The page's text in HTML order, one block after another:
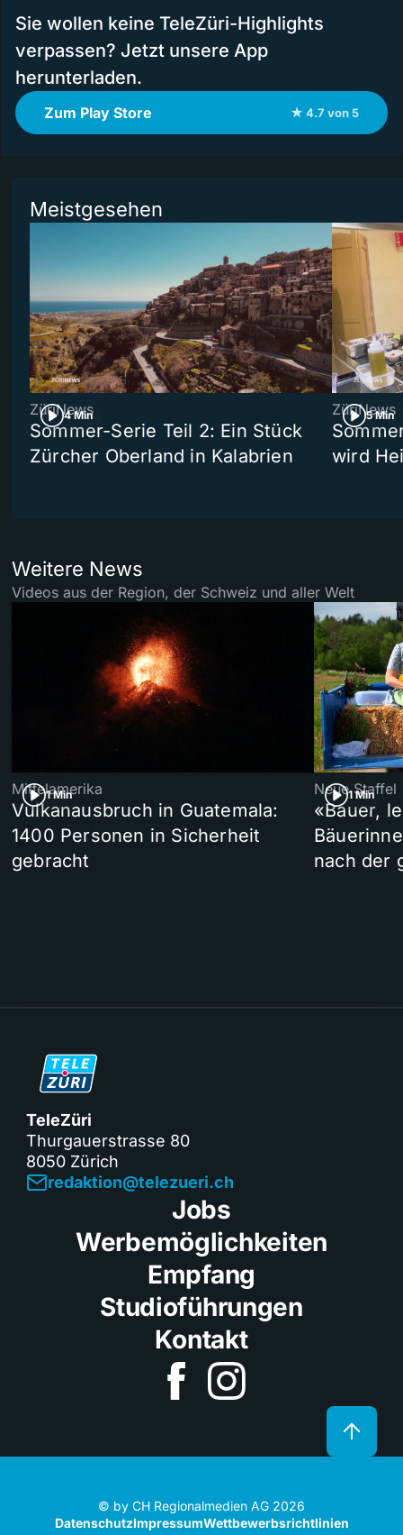
Sie wollen keine TeleZüri-Highlights
verpassen? Jetzt unsere App
herunterladen.
Zum Play Store ★ 4.7 von 5
Meistgesehen
4 Min
ZüriNews
Sommer-Serie Teil 2: Ein Stück
Zürcher Oberland in Kalabrien
5 Min
ZüriNews
wird
Weitere News
Videos aus der Region, der Schweiz und aller Welt
1 Min
Mittelamerika
Vulkanausbruch in Guatemala:
1400 Personen in Sicherheit
gebracht
1 Min
Neue Staffel
«Bauer,
nach der
TeleZüri
Thurgauerstrasse 80
8050 Zürich
redaktion@telezueri.ch
Jobs
Werbemöglichkeiten
Empfang
Studioführungen
Kontakt
© by CH Regionalmedien AG 2026
DatenschutzImpressumWettbewerbsrichtlinien